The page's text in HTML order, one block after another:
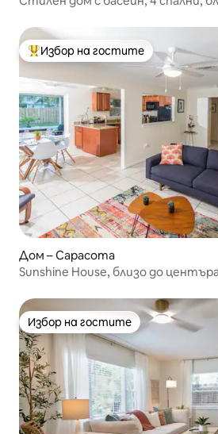
Най-популярен избор на гостите
Избор на гостите
Дом – Сарасота
Sunshine House, близо до
Избор на гостите
Избор на гостите